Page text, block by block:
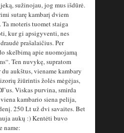
sužinojau, jog mus išdūrė.
sutarę kambarį dviem
moteris tuomet staiga
kur gi apsigyventi, nes
prašalaičius. Per
skelbimą apie nuomojamą
Ten nuvykę, supratom
aukštus, viename kambary
žiūrintis žolės mėgėjas,
Viskas purvina, smirda
kambario siena pelija,
250 Lt už dvi savaites. Bet
aukų :) Kentėti buvo
name: